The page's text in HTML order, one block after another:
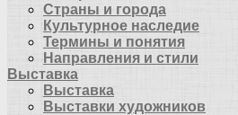
Страны и города
Культурное наследие
Термины и понятия
Направления и стили
Выставка
Выставка
Выставки художников